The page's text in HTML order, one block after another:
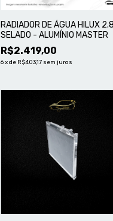
RADIADOR DE ÁGUA HILUX 2.8
SELADO - ALUMÍNIO MASTER
R$2.419,00
6xde R$403,17 sem juros